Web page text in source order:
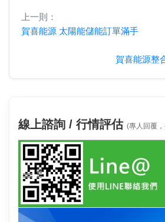
上一則：
賀喜能源 太陽能儲能訂單滿手
賀喜能源整
線上諮詢 / 行情評估 (專人回覆